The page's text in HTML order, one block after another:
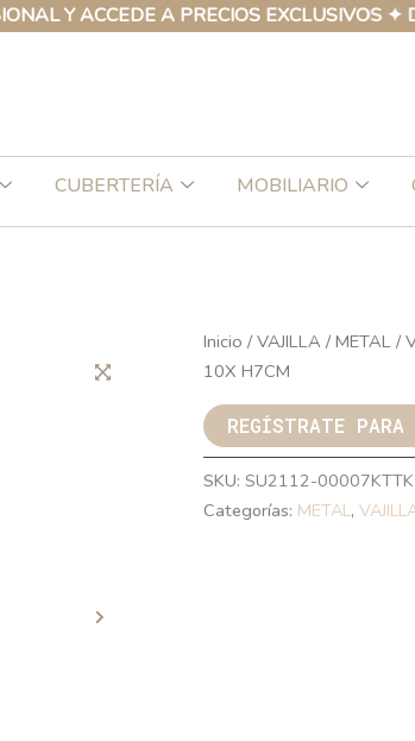
Y ACCEDE A PRECIOS EXCLUSIVOS ✦
CUBERTERÍA MOBILIARIO
Inicio / VAJILLA / METAL/
10X H7CM
REGÍSTRATE PARA
SKU: SU2112-
Categorías: METAL,